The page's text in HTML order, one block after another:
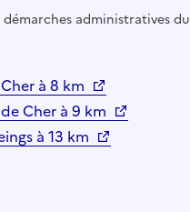
démarches administratives du
à 8 km
Cher à 9 km
à 13 km